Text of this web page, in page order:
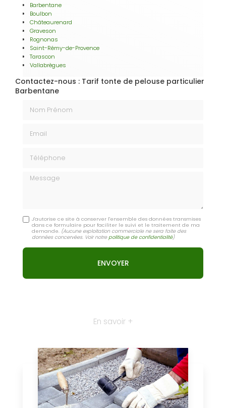
Barbentane
Boulbon
Châteaurenard
Graveson
Rognonas
Saint-Rémy-de-Provence
Tarascon
Vallabrègues
Contactez-nous : Tarif tonte de pelouse particulier
Barbentane
Message
J'autorise ce site à conserver l'ensemble des données transmises
dans ce formulaire pour faciliter le suivi et le traitement de ma
demande. (Aucune exploitation commerciale ne sera faite des
données concervées. Voir notrepolitique de confidentialité)
En savoir +